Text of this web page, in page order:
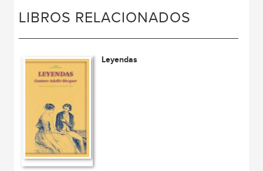
LIBROS RELACIONADOS
Leyendas